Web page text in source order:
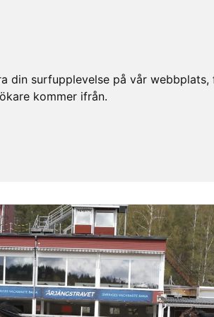
surfupplevelse på vår
kommer ifrån.